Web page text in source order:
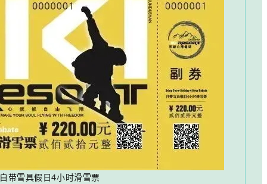
自带雪具假日4小时滑雪票